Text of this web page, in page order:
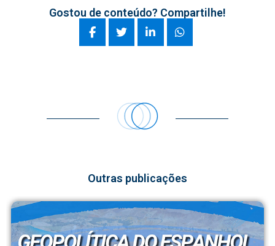
Gostou de conteúdo? Compartilhe!
Outras publicações